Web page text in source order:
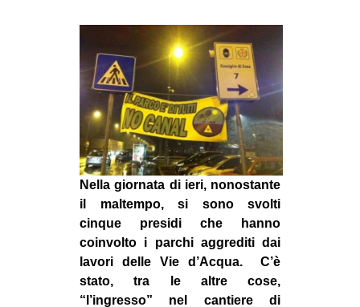
MSM
STUDENTI TSUNAMI
ZAM
MILANO
MOBILITAZIONI
SPAZI
SPORT POPOLARE
AMBIENTE
ANTIFASCISMO
Nella giornata di ieri, nonostante
il maltempo, si sono svolti
cinque presidi che hanno
coinvolto i parchi aggrediti dai
lavori delle Vie d’Acqua. C’è
stato, tra le altre cose,
“l’ingresso” nel cantiere di